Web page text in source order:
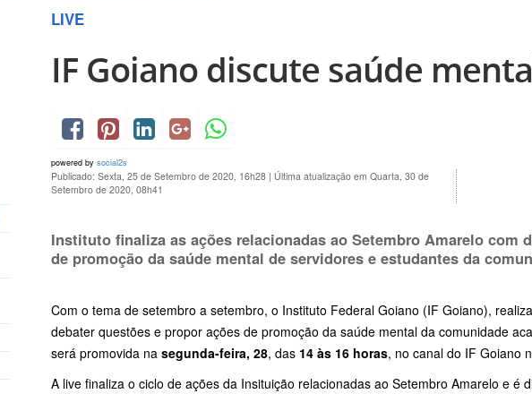
LIVE
IF Goiano discute saúde
powered by social2s
Publicado: Sexta, 25 de Setembro de 2020, 16h28 | Última atualização em Quarta, 30 de
Setembro de 2020, 08h41
Instituto finaliza as ações relacionadas ao Setembro Amarelo com
de promoção da saúde mental de servidores e estudantes da
Com o tema de setembro a setembro, o Instituto Federal Goiano (IF Goiano),
debater questões e propor ações de promoção da saúde mental da comunidade
será promovida na segunda-feira, 28, das 14 às 16 horas, no canal do IF Goiano
A live finaliza o ciclo de ações da Insituição relacionadas ao Setembro Amarelo e é